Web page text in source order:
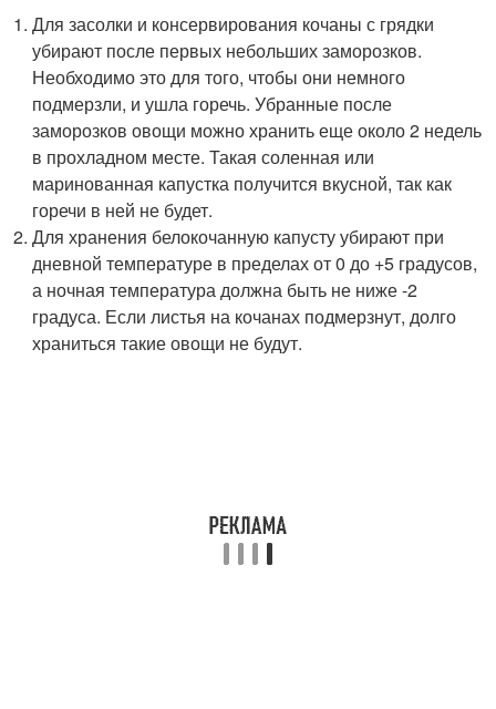
Для засолки и консервирования кочаны с грядки
убирают после первых небольших заморозков.
Необходимо это для того, чтобы они немного
подмерзли, и ушла горечь. Убранные после
заморозков овощи можно хранить еще около 2 недель
в прохладном месте. Такая соленная или
маринованная капустка получится вкусной, так как
горечи в ней не будет.
Для хранения белокочанную капусту убирают при
дневной температуре в пределах от 0 до +5 градусов,
а ночная температура должна быть не ниже -2
градуса. Если листья на кочанах подмерзнут, долго
храниться такие овощи не будут.